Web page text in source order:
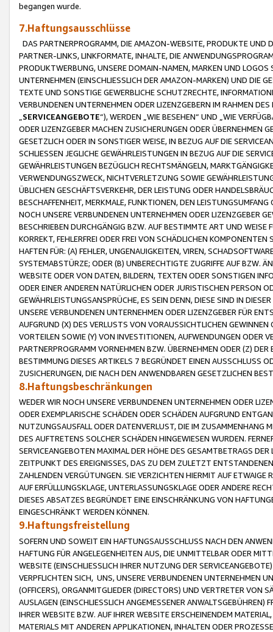
begangen wurde.
7.Haftungsausschlüsse
DAS PARTNERPROGRAMM, DIE AMAZON-WEBSITE, PRODUKTE UND
PARTNER-LINKS, LINKFORMATE, INHALTE, DIE
PRODUKTWERBUNG, UNSERE DOMAIN-NAMEN, MARKEN UND
UNTERNEHMEN (EINSCHLIESSLICH DER AMAZON-MARKEN) UND DIE
TEXTE UND SONSTIGE GEWERBLICHE SCHUTZRECHTE,
VERBUNDENEN UNTERNEHMEN ODER LIZENZGEBERN IM RAHMEN
SERVICEANGEBOTE“), WERDEN „WIE BESEHEN“ UND „WIE
ODER LIZENZGEBER MACHEN ZUSICHERUNGEN ODER ÜBERNEHMEN
GESETZLICH ODER IN SONSTIGER WEISE, IN BEZUG AUF DIE
SCHLIESSEN JEGLICHE GEWÄHRLEISTUNGEN IN BEZUG AUF DIE
GEWÄHRLEISTUNGEN BEZÜGLICH RECHTSMÄNGELN,
VERWENDUNGSZWECK, NICHTVERLETZUNG SOWIE
ÜBLICHEN GESCHÄFTSVERKEHR, DER LEISTUNG ODER
BESCHAFFENHEIT, MERKMALE, FUNKTIONEN, DEN
NOCH UNSERE VERBUNDENEN UNTERNEHMEN ODER LIZENZGEBER
BESCHRIEBEN DURCHGÄNGIG BZW. AUF BESTIMMTE ART UND
KORREKT, FEHLERFREI ODER FREI VON SCHÄDLICHEN
HAFTEN FÜR: (A) FEHLER, UNGENAUIGKEITEN, VIREN,
SYSTEMABSTÜRZE; ODER (B) UNBERECHTIGTE ZUGRIFFE AUF BZW.
WEBSITE ODER VON DATEN, BILDERN, TEXTEN ODER SONSTIGEN
ODER EINER ANDEREN NATÜRLICHEN ODER JURISTISCHEN PERSON
GEWÄHRLEISTUNGSANSPRÜCHE, ES SEIN DENN, DIESE SIND IN
UNSERE VERBUNDENEN UNTERNEHMEN ODER LIZENZGEBER FÜR
AUFGRUND (X) DES VERLUSTS VON VORAUSSICHTLICHEN
VORTEILEN SOWIE (Y) VON INVESTITIONEN, AUFWENDUNGEN ODER
PARTNERPROGRAMM VORNEHMEN BZW. ÜBERNEHMEN ODER (Z)
BESTIMMUNG DIESES ARTIKELS 7 BEGRÜNDET EINEN AUSSCHLUSS
ZUSICHERUNGEN, DIE NACH DEN ANWENDBAREN GESETZLICHEN
8.Haftungsbeschränkungen
WEDER WIR NOCH UNSERE VERBUNDENEN UNTERNEHMEN ODER
ODER EXEMPLARISCHE SCHÄDEN ODER SCHÄDEN AUFGRUND
NUTZUNGSAUSFALL ODER DATENVERLUST, DIE IM ZUSAMMENHANG
DES AUFTRETENS SOLCHER SCHÄDEN HINGEWIESEN WURDEN.
SERVICEANGEBOTEN MAXIMAL DER HÖHE DES GESAMTBETRAGS
ZEITPUNKT DES EREIGNISSES, DAS ZU DEM ZULETZT
ZAHLENDEN VERGÜTUNGEN. SIE VERZICHTEN HIERMIT AUF
AUF ERFÜLLUNGSKLAGE, UNTERLASSUNGSKLAGE ODER ANDERE
DIESES ABSATZES BEGRÜNDET EINE EINSCHRÄNKUNG VON
EINGESCHRÄNKT WERDEN KÖNNEN.
9.Haftungsfreistellung
SOFERN UND SOWEIT EIN HAFTUNGSAUSSCHLUSS NACH DEN
HAFTUNG FÜR ANGELEGENHEITEN AUS, DIE UNMITTELBAR ODER
WEBSITE (EINSCHLIESSLICH IHRER NUTZUNG DER
VERPFLICHTEN SICH, UNS, UNSERE VERBUNDENEN UNTERNEHMEN
(OFFICERS), ORGANMITGLIEDER (DIRECTORS) UND VERTRETER VON
AUSLAGEN (EINSCHLIESSLICH ANGEMESSENER
IHRER WEBSITE BZW. AUF IHRER WEBSITE ERSCHEINENDEM
MATERIALS MIT ANDEREN APPLIKATIONEN, INHALTEN ODER